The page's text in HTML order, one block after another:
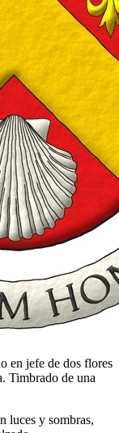
en jefe de dos flores
Timbrado de una
luces y sombras,